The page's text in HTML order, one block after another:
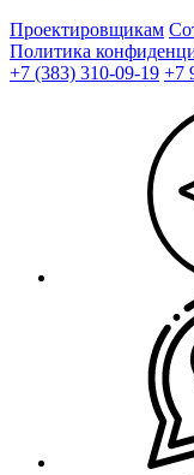
Проектировщикам
Политика
+7 (383) 310-09-19 +7